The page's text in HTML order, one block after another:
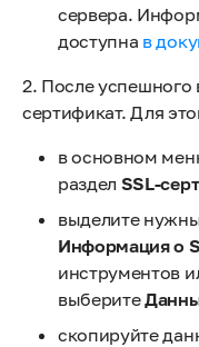
сервера.
доступна в
2. После
сертификат. Для
в основном
раздел SSL-
выделите
Информация о
инструментов
выберите
скопируйте